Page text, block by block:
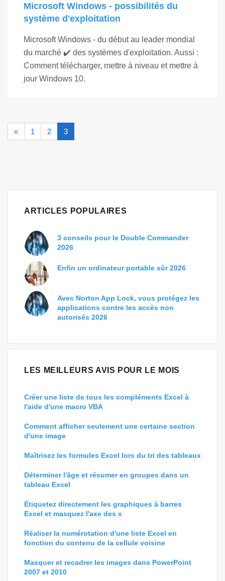
Microsoft Windows - possibilités du
système d'exploitation
Microsoft Windows - du début au leader mondial
du marché ✔️ des systèmes d'exploitation. Aussi :
Comment télécharger, mettre à niveau et mettre à
jour Windows 10.
« 1 2 3
ARTICLES POPULAIRES
3 conseils pour le Double Commander
2026
Enfin un ordinateur portable sûr 2026
Avec Norton App Lock, vous protégez les
applications contre les accès non
autorisés 2026
LES MEILLEURS AVIS POUR LE MOIS
Créer une liste de tous les compléments Excel à
l'aide d'une macro VBA
Comment afficher seulement une certaine section
d'une image
Maîtrisez les formules Excel lors du tri des tableaux
Déterminer l'âge et résumer en groupes dans un
tableau Excel
Étiquetez directement les graphiques à barres
Excel et masquez l'axe des x
Réaliser la numérotation d'une liste Excel en
fonction du contenu de la cellule voisine
Masquer et recadrer les images dans PowerPoint
2007 et 2010